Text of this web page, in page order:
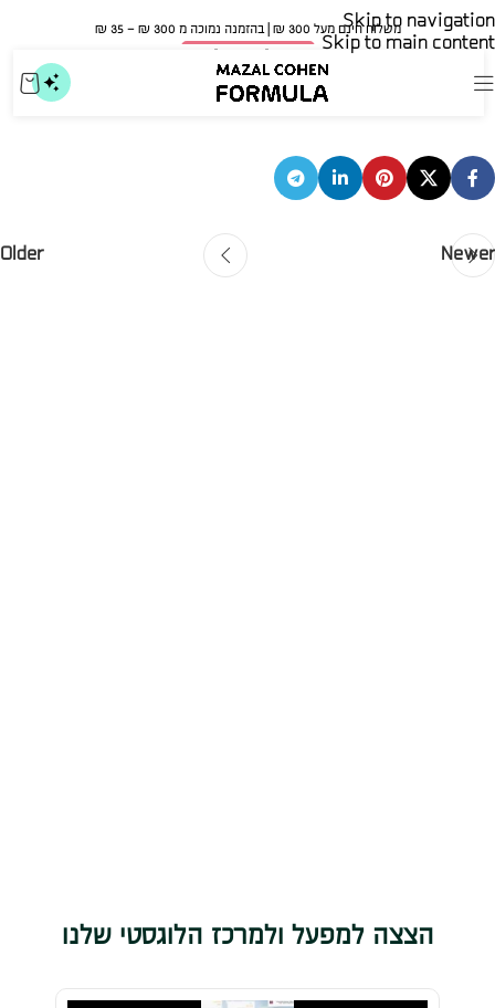
Skip to navigation
Skip to main content
משלוח חינם מעל 300 ₪ | בהזמנה נמוכה מ 300 ₪ – 35 ₪​
🍀 אישור משרד הבריאות
ליאל
mvnsupportOn ספטמבר 29, 2025
Newer
Older
הצצה למפעל ולמרכז הלוגסטי שלנו